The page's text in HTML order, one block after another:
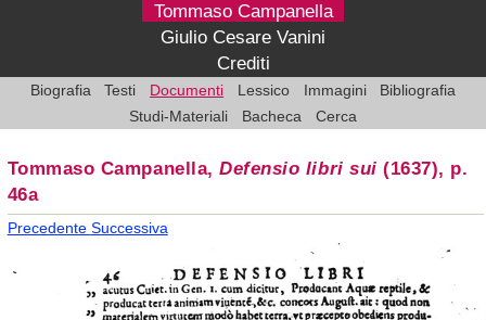
Tommaso Campanella
Giulio Cesare Vanini
Crediti
Biografia Testi Documenti Lessico Immagini
Bibliografia
Studi-Materiali
Bacheca Cerca
Tommaso Campanella,Defensio libri sui (1637), p.
46a
Precedente Successiva